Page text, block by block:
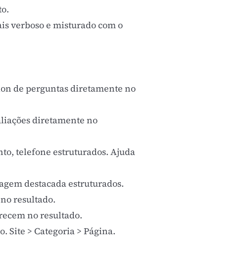
verboso e misturado com o
de perguntas diretamente no
diretamente no
telefone estruturados. Ajuda
destacada estruturados.
resultado.
no resultado.
Site > Categoria > Página.